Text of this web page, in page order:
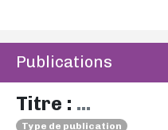
Publications
Titre : ...
Type de publication